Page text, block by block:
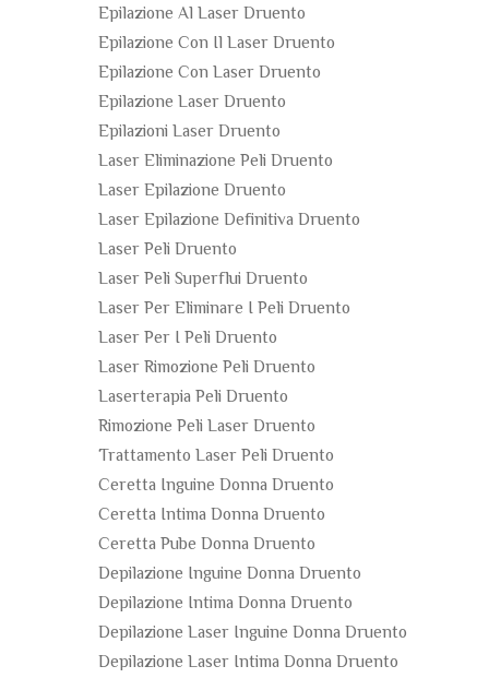
Epilazione Al Laser Druento
Epilazione Con Il Laser Druento
Epilazione Con Laser Druento
Epilazione Laser Druento
Epilazioni Laser Druento
Laser Eliminazione Peli Druento
Laser Epilazione Druento
Laser Epilazione Definitiva Druento
Laser Peli Druento
Laser Peli Superflui Druento
Laser Per Eliminare I Peli Druento
Laser Per I Peli Druento
Laser Rimozione Peli Druento
Laserterapia Peli Druento
Rimozione Peli Laser Druento
Trattamento Laser Peli Druento
Ceretta Inguine Donna Druento
Ceretta Intima Donna Druento
Ceretta Pube Donna Druento
Depilazione Inguine Donna Druento
Depilazione Intima Donna Druento
Depilazione Laser Inguine Donna Druento
Depilazione Laser Intima Donna Druento